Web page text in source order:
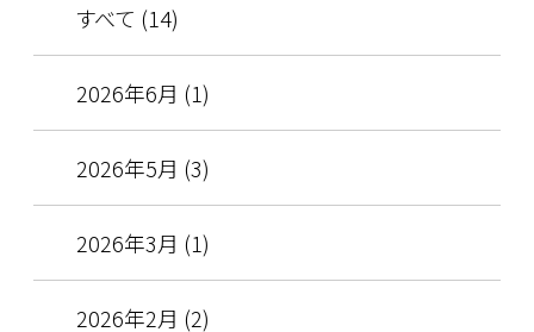
すべて (14)
2026年6月 (1)
2026年5月 (3)
2026年3月 (1)
2026年2月 (2)